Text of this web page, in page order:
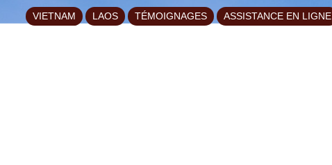
VIETNAM LAOS TÉMOIGNAGES ASSISTANCE EN LIGNE